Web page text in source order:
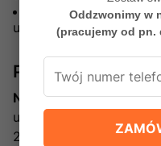
Nie zezwala się na
uszkodzonego
Producent
New Trendy Sp. z o.o.
ul. Sadownicza 7
26-600 Radom, Polska
Oddzwonimy w
(pracujemy od pn.